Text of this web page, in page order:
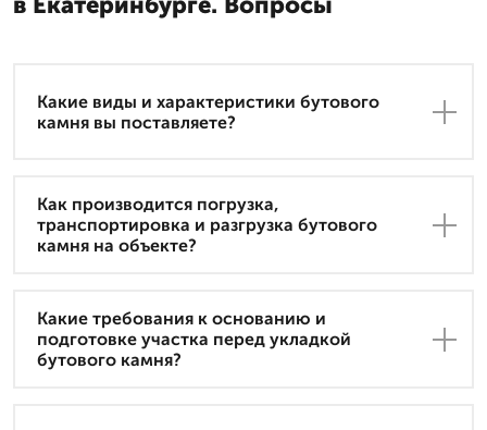
Какие виды и характеристики бутового
камня вы поставляете?
Как производится погрузка,
транспортировка и разгрузка бутового
камня на объекте?
Какие требования к основанию и
подготовке участка перед укладкой
бутового камня?